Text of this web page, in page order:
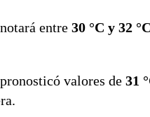
entre 30 °C y 32 °C
valores de 31